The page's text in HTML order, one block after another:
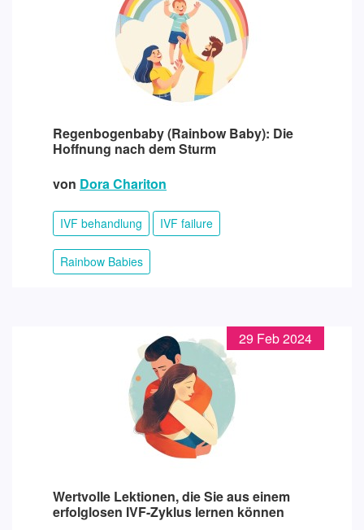
Regenbogenbaby (Rainbow Baby): Die
Hoffnung nach dem Sturm
von Dora Chariton
IVF behandlung IVF failure
Rainbow Babies
29 Feb 2024
Wertvolle Lektionen, die Sie aus einem
erfolglosen IVF-Zyklus lernen können